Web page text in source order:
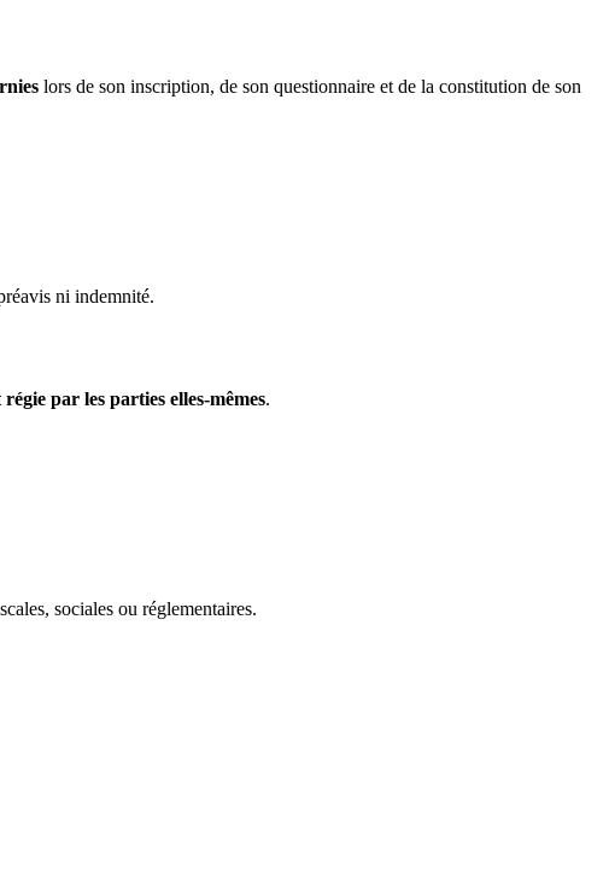
lors de son inscription, de son questionnaire et de la constitution de son
ni indemnité.
par les parties elles-mêmes.
sociales ou réglementaires.